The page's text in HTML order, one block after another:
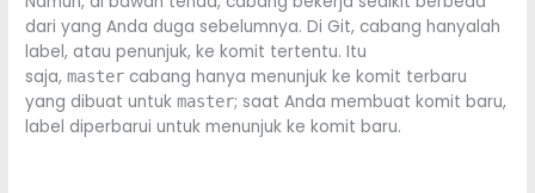
dari yang Anda duga sebelumnya. Di Git, cabang hanyalah
label, atau penunjuk, ke komit tertentu. Itu
saja,master cabang hanya menunjuk ke komit terbaru
yang dibuat untukmaster; saat Anda membuat komit baru,
label diperbarui untuk menunjuk ke komit baru.